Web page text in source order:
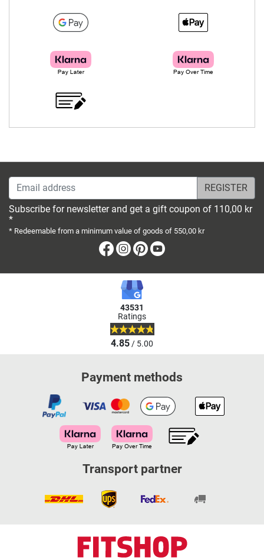
Email address
Subscribe for newsletter and get a gift coupon of 110,00 kr
*
* Redeemable from a minimum value of goods of 550,00 kr
Facebook
Instagram
Pinterest
43531
Ratings
4.85/ 5.00
Payment methods
Transport partner